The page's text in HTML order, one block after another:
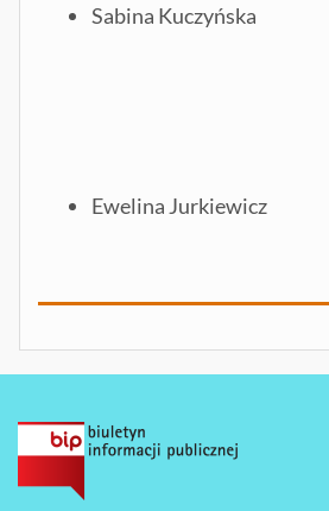
Sabina Kuczyńska
Ewelina Jurkiewicz